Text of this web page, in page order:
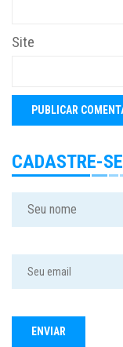
Site
CADASTRE-SE